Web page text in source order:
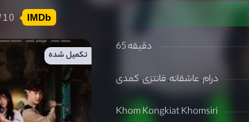
65 دقیقه
درام عاشقانه فانتزی کمدی
Khom Kongkiat Khomsiri
IMDb
تکمیل شده